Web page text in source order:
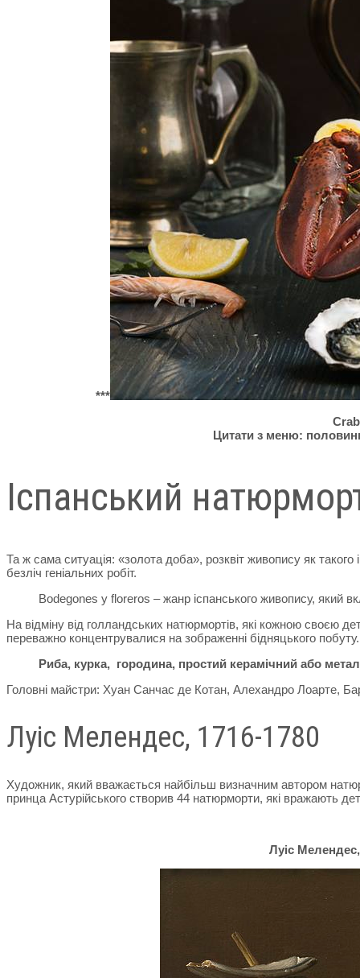
***
Цитати з меню:
Іспанський
Та ж сама ситуація: «золота доба», розквіт живопису як
безліч геніальних робіт.
Bodegones y floreros – жанр іспанського живопису, який
На відміну від голландських натюрмортів, які кожною своєю
переважно концентрувалися на зображенні бідняцького побуту.
Риба, курка, городина, простий керамічний або
Головні майстри: Хуан Санчас де Котан, Алехандро Лоарте,
Луіс Мелендес, 1716-1780
Художник, який вважається найбільш визначним автором
принца Астурійського створив 44 натюрморти, які вражають
Луіс